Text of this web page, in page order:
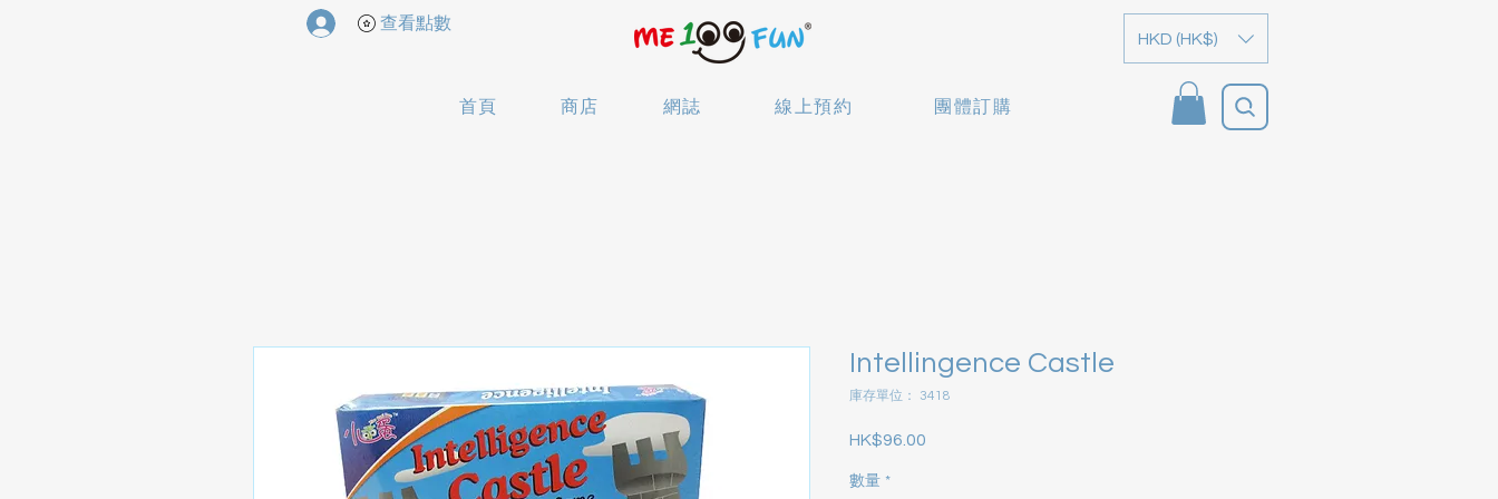
查看點數
首頁 商店 網誌 線上預約 團體訂購
HKD (HK$)
Intellingence Castle
庫存單位： 3418
HK$96.00
數量 *